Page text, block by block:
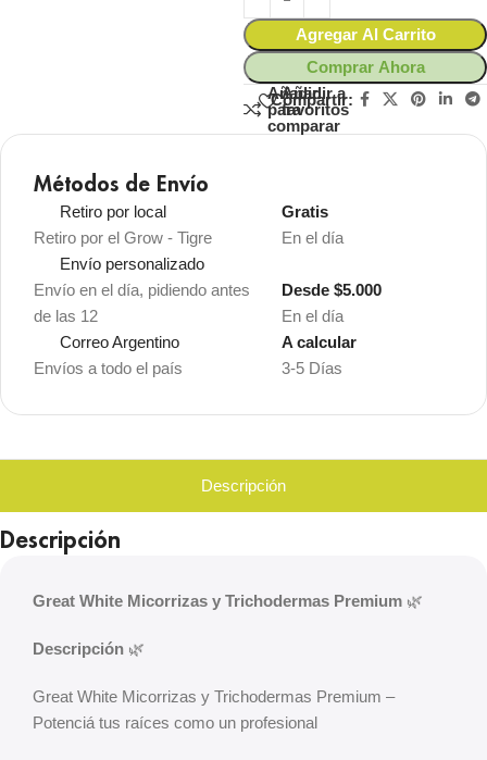
Agregar Al Carrito
Comprar Ahora
Añadir
para
comparar
Añadir a
favoritos
Compartir:
Métodos de Envío
Retiro por local
Retiro por el Grow - Tigre
En el día
Gratis
Envío personalizado
Envío en el día, pidiendo antes
de las 12
En el día
Desde $5.000
Correo Argentino
Envíos a todo el país
3-5 Días
A calcular
Descripción
Descripción
Great White Micorrizas y Trichodermas Premium 🌿
Descripción 🌿
Great White Micorrizas y Trichodermas Premium –
Potenciá tus raíces como un profesional